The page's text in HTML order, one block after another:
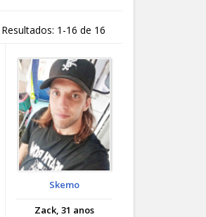
Resultados: 1-16 de 16
Skemo
Zack, 31 anos